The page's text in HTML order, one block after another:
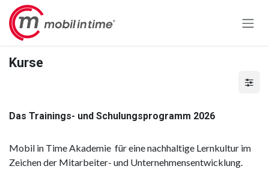
Zum Inhalt springen
Kurse
Das Trainings- und Schulungsprogramm 2026
Mobil in Time Akademie für eine nachhaltige Lernkultur im
Zeichen der Mitarbeiter- und Unternehmensentwicklung.